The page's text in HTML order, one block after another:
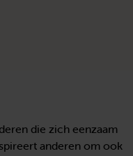
die zich eenzaam
anderen om ook